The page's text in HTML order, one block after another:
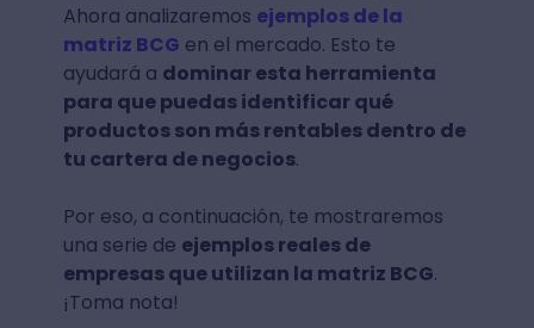
Ahora analizaremos ejemplos de la
matriz BCG en el mercado. Esto te
ayudará a dominar esta herramienta
para que puedas identificar qué
productos son más rentables dentro de
tu cartera de negocios.
Por eso, a continuación, te mostraremos
una serie de ejemplos reales de
empresas que utilizan la matriz BCG.
¡Toma nota!